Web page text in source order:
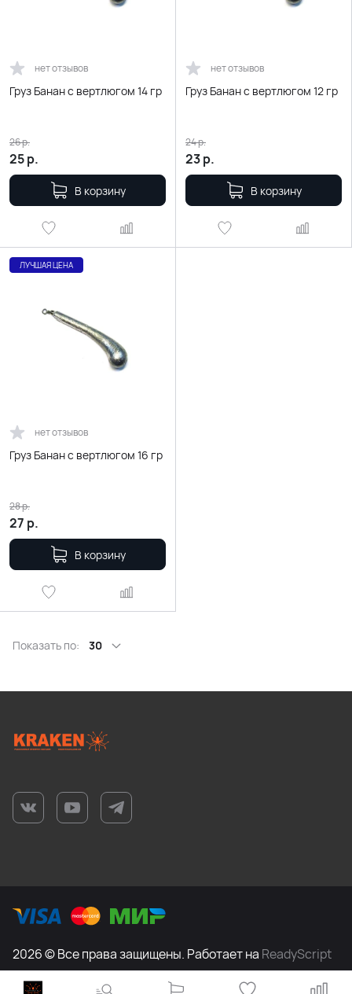
нет отзывов
Груз Банан с вертлюгом 14 гр
25р.
26р.
В корзину
нет отзывов
Груз Банан с вертлюгом 12 гр
23р.
24р.
В корзину
ЛУЧШАЯ ЦЕНА
нет отзывов
Груз Банан с вертлюгом 16 гр
27 р.
28р.
В корзину
Показать по: 30
2026 © Все права защищены. Работает на ReadyScript